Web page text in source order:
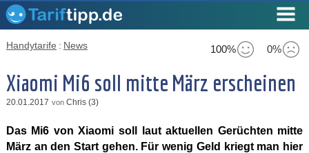
100% 0%
Handytarife : News
Xiaomi Mi6 soll mitte März erscheinen
20.01.2017 von Chris (3)
Das Mi6 von Xiaomi soll laut aktuellen Gerüchten mitte
März an den Start gehen. Für wenig Geld kriegt man hier